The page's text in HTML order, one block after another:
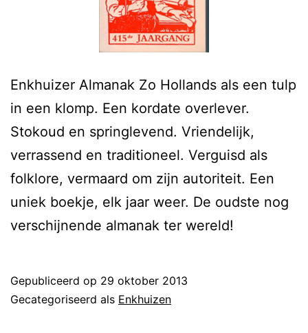
Enkhuizer Almanak Zo Hollands als een tulp
in een klomp. Een kordate overlever.
Stokoud en springlevend. Vriendelijk,
verrassend en traditioneel. Verguisd als
folklore, vermaard om zijn autoriteit. Een
uniek boekje, elk jaar weer. De oudste nog
verschijnende almanak ter wereld!
Gepubliceerd op 29 oktober 2013
Gecategoriseerd als Enkhuizen